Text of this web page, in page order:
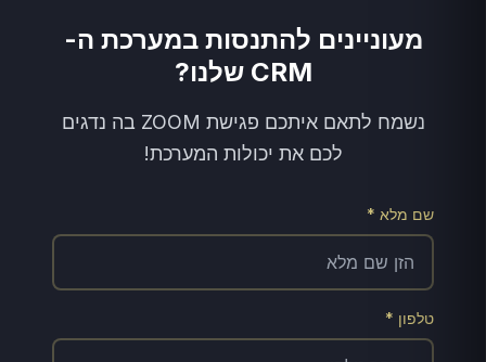
מעוניינים להתנסות במערכת ה-
CRM שלנו?
נשמח לתאם איתכם פגישת ZOOM בה נדגים
לכם את יכולות המערכת!
שם מלא *
טלפון *